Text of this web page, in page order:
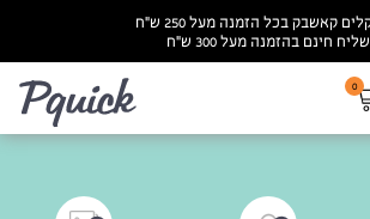
שליח חינם בהזמנה מעל 300 ש”ח
0